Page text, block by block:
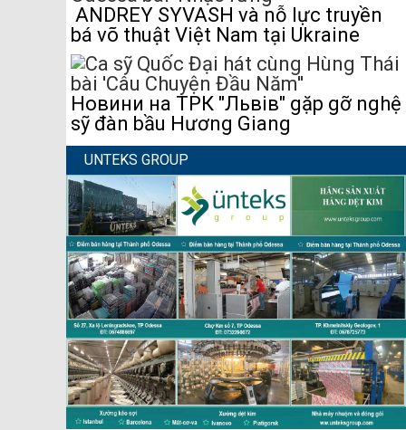
ANDREY SYVASH và nỗ lực truyền
bá võ thuật Việt Nam tại Ukraine
Новини на ТРК "Львів" gặp gỡ nghệ
sỹ đàn bầu Hương Giang
UNTEKS GROUP